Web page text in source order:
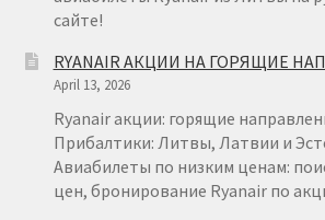
сайте!
RYANAIR АКЦИИ НА ГОРЯЩИЕ
April 13, 2026
Ryanair акции: горящие
Прибалтики: Литвы, Латвии и
Авиабилеты по низким ценам:
цен, бронирование Ryanair по